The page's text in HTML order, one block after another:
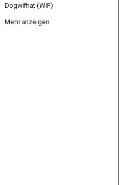
Dogwifhat (WIF)
Mehr anzeigen